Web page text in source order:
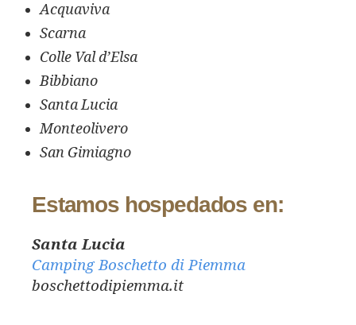
Acquaviva
Scarna
Colle Val d’Elsa
Bibbiano
Santa Lucia
Monteolivero
San Gimiagno
Estamos hospedados en:
Santa Lucia
Camping Boschetto di Piemma
boschettodipiemma.it